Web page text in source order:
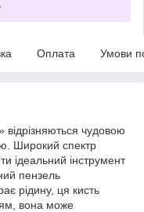
Оплата Умови
відрізняються чудовою
Широкий спектр
ідеальний інструмент
пензель
рідину, ця кисть
вона може